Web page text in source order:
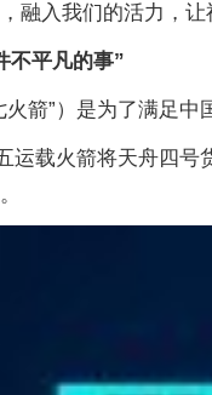
融入我们的活力，
不平凡的事”
箭”）是为了满足中
运载火箭将天舟四